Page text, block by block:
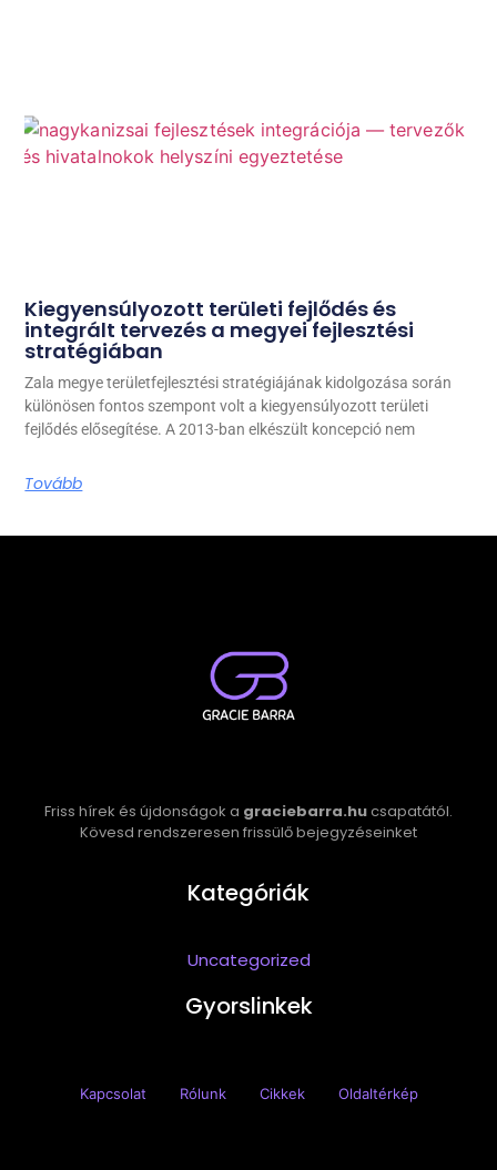
Kiegyensúlyozott területi fejlődés és
integrált tervezés a megyei fejlesztési
stratégiában
Zala megye területfejlesztési stratégiájának kidolgozása során
különösen fontos szempont volt a kiegyensúlyozott területi
fejlődés elősegítése. A 2013-ban elkészült koncepció nem
Tovább
Friss hírek és újdonságok a graciebarra.hucsapatától.
Kövesd rendszeresen frissülő bejegyzéseinket
Kategóriák
Uncategorized
Gyorslinkek
Kapcsolat Rólunk Cikkek Oldaltérkép